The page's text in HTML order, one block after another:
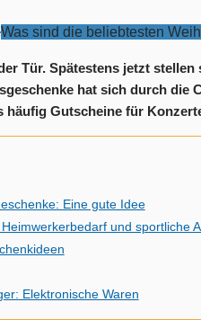
Was sind die beliebtesten
Tür. Spätestens jetzt
hat sich durch die
häufig Gutscheine für
Eine gute Idee
und sportliche
Elektronische Waren